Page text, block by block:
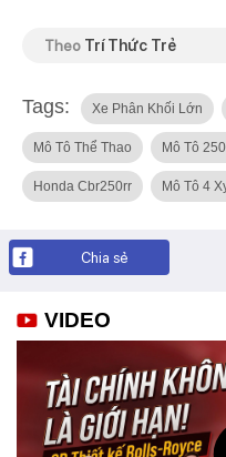
Theo Trí Thức Trẻ
Tags: Xe Phân Khối Lớn
Mô Tô Thể Thao Mô Tô
Honda Cbr250rr Mô Tô 4
Chia sẻ
VIDEO